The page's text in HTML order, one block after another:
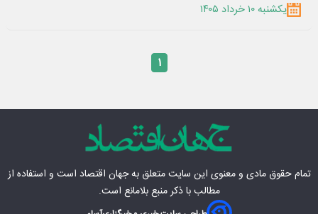
یکشنبه ۱۰ خرداد ۱۴۰۵
۱
تمام حقوق مادی‌ و معنوی این سایت متعلق بهجهان اقتصاد است و استفاده از
مطالب با ذکر منبع بلامانع است.